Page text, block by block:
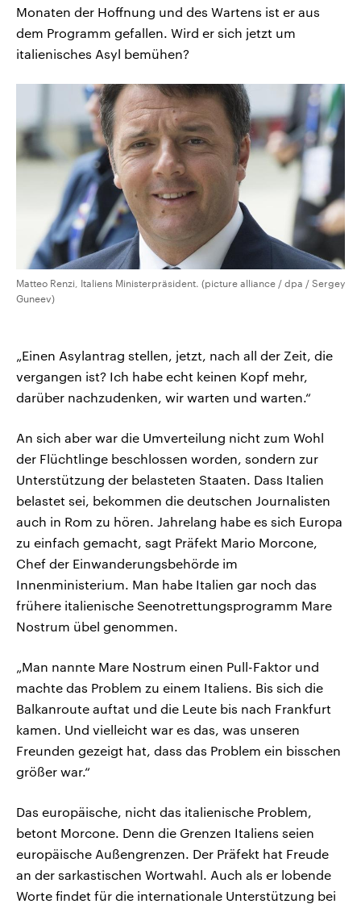
Monaten der Hoffnung und des Wartens ist er aus
dem Programm gefallen. Wird er sich jetzt um
italienisches Asyl bemühen?
Matteo Renzi, Italiens Ministerpräsident. (picture alliance / dpa / Sergey
Guneev)
„Einen Asylantrag stellen, jetzt, nach all der Zeit, die
vergangen ist? Ich habe echt keinen Kopf mehr,
darüber nachzudenken, wir warten und warten.“
An sich aber war die Umverteilung nicht zum Wohl
der Flüchtlinge beschlossen worden, sondern zur
Unterstützung der belasteten Staaten. Dass Italien
belastet sei, bekommen die deutschen Journalisten
auch in Rom zu hören. Jahrelang habe es sich Europa
zu einfach gemacht, sagt Präfekt Mario Morcone,
Chef der Einwanderungsbehörde im
Innenministerium. Man habe Italien gar noch das
frühere italienische Seenotrettungsprogramm Mare
Nostrum übel genommen.
„Man nannte Mare Nostrum einen Pull-Faktor und
machte das Problem zu einem Italiens. Bis sich die
Balkanroute auftat und die Leute bis nach Frankfurt
kamen. Und vielleicht war es das, was unseren
Freunden gezeigt hat, dass das Problem ein bisschen
größer war.“
Das europäische, nicht das italienische Problem,
betont Morcone. Denn die Grenzen Italiens seien
europäische Außengrenzen. Der Präfekt hat Freude
an der sarkastischen Wortwahl. Auch als er lobende
Worte findet für die internationale Unterstützung bei